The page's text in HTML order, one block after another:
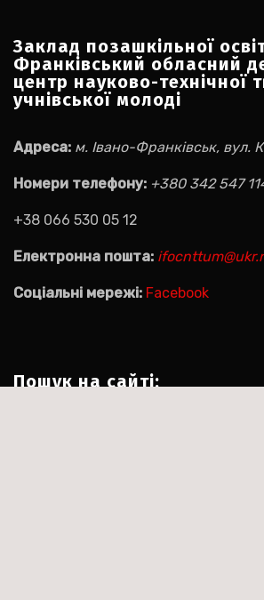
Заклад позашкільної
Франківський обласний
центр науково-технічної
учнівської молоді
Адреса: м. Івано-Франківськ, вул.
Номери телефону: +380 342 547
+38 066 530 05 12
Електронна пошта:
Соціальні мережі: Facebook
Пошук на сайті: